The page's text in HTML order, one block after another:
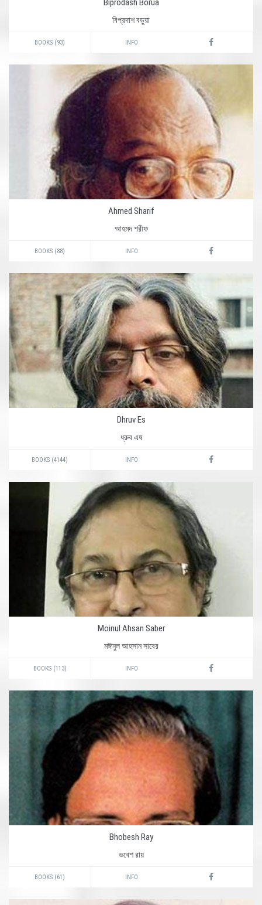
Biprodash Borua
বিপ্রদাশ বড়ুয়া
BOOKS (93) INFO
Ahmed Sharif
আহমদ শরীফ
BOOKS (88) INFO
Dhruv Es
ধ্রুব এষ
BOOKS (4144) INFO
Moinul Ahsan Saber
মঈনুল আহসান সাবের
BOOKS (113) INFO
Bhobesh Ray
ভবেশ রায়
BOOKS (61) INFO